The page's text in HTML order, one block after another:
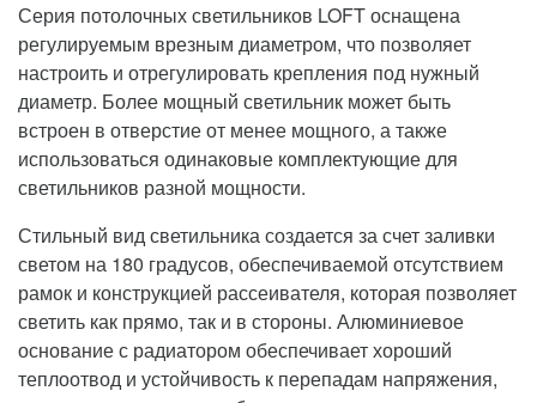
Серия потолочных светильников LOFT оснащена
регулируемым врезным диаметром, что позволяет
настроить и отрегулировать крепления под нужный
диаметр. Более мощный светильник может быть
встроен в отверстие от менее мощного, а также
использоваться одинаковые комплектующие для
светильников разной мощности.
Стильный вид светильника создается за счет заливки
светом на 180 градусов, обеспечиваемой отсутствием
рамок и конструкцией рассеивателя, которая позволяет
светить как прямо, так и в стороны. Алюминиевое
основание с радиатором обеспечивает хороший
теплоотвод и устойчивость к перепадам напряжения,